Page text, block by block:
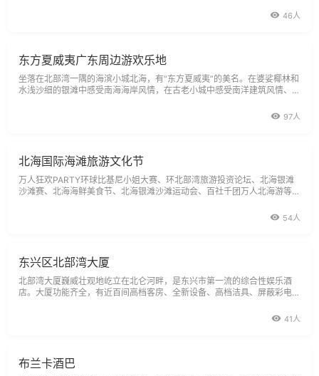
46人
东方夏威夷广东周边游欢乐地
坐落在北部湾一隅的海滨小城北海，有“东方夏威夷”的美名。在婆娑椰林和
水浅沙细的银滩中感受南海海岸风情，在古老小城中感受南洋建筑风情、品
97人
北海国际海滩旅游文化节
万人狂欢PARTY环球比基尼小姐大赛、环北部湾旅游投资论坛、北海银滩
沙滩赛、北海海鲜美食节、北海银滩沙滩运动会、百社千团万人北海游等，
54人
东兴区北部湾大厦
北部湾大厦巍威壮观地屹立在北仑河畔，是东兴市第一流的综合性娱乐酒
店。大厦功能齐全，有近百间高档客房、全新设备、高档洁具、屏蔽彩电、
41人
布兰卡酒巴